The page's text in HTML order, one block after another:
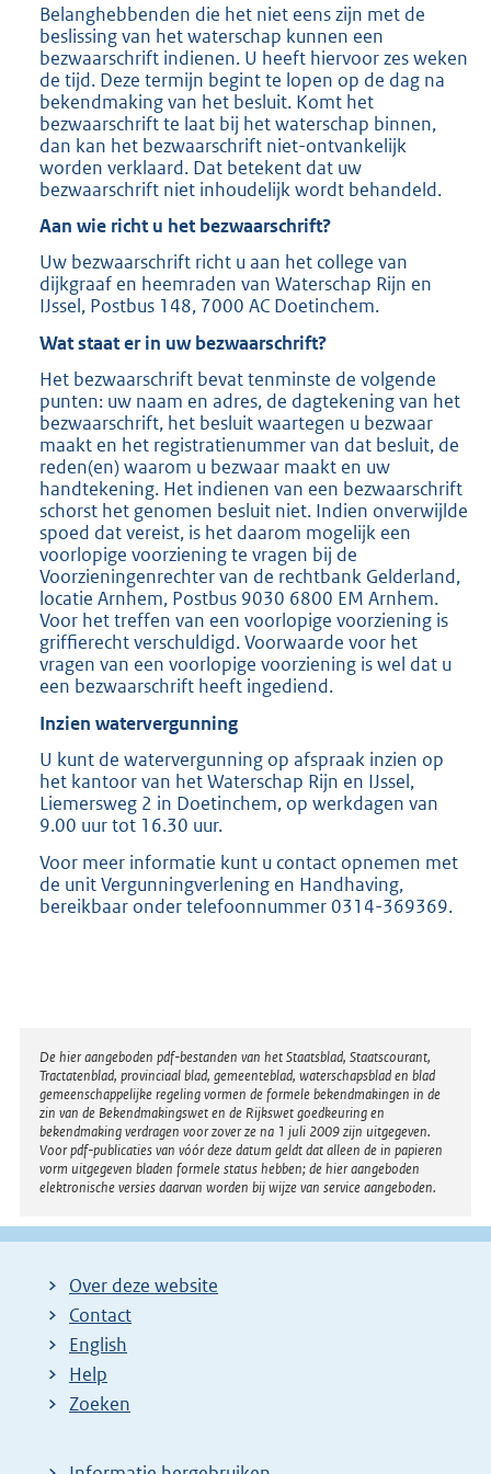
Belanghebbenden die het niet eens zijn met de
beslissing van het waterschap kunnen een
bezwaarschrift indienen. U heeft hiervoor zes weken
de tijd. Deze termijn begint te lopen op de dag na
bekendmaking van het besluit. Komt het
bezwaarschrift te laat bij het waterschap binnen,
dan kan het bezwaarschrift niet-ontvankelijk
worden verklaard. Dat betekent dat uw
bezwaarschrift niet inhoudelijk wordt behandeld.
Aan wie richt u het bezwaarschrift?
Uw bezwaarschrift richt u aan het college van
dijkgraaf en heemraden van Waterschap Rijn en
IJssel, Postbus 148, 7000 AC Doetinchem.
Wat staat er in uw bezwaarschrift?
Het bezwaarschrift bevat tenminste de volgende
punten: uw naam en adres, de dagtekening van het
bezwaarschrift, het besluit waartegen u bezwaar
maakt en het registratienummer van dat besluit, de
reden(en) waarom u bezwaar maakt en uw
handtekening. Het indienen van een bezwaarschrift
schorst het genomen besluit niet. Indien onverwijlde
spoed dat vereist, is het daarom mogelijk een
voorlopige voorziening te vragen bij de
Voorzieningenrechter van de rechtbank Gelderland,
locatie Arnhem, Postbus 9030 6800 EM Arnhem.
Voor het treffen van een voorlopige voorziening is
griffierecht verschuldigd. Voorwaarde voor het
vragen van een voorlopige voorziening is wel dat u
een bezwaarschrift heeft ingediend.
Inzien watervergunning
U kunt de watervergunning op afspraak inzien op
het kantoor van het Waterschap Rijn en IJssel,
Liemersweg 2 in Doetinchem, op werkdagen van
9.00 uur tot 16.30 uur.
Voor meer informatie kunt u contact opnemen met
de unit Vergunningverlening en Handhaving,
bereikbaar onder telefoonnummer 0314-369369.
Disclaimer
De hier aangeboden pdf-bestanden van het Staatsblad, Staatscourant,
Tractatenblad, provinciaal blad, gemeenteblad, waterschapsblad en blad
gemeenschappelijke regeling vormen de formele bekendmakingen in de
zin van de Bekendmakingswet en de Rijkswet goedkeuring en
bekendmaking verdragen voor zover ze na 1 juli 2009 zijn uitgegeven.
Voor pdf-publicaties van vóór deze datum geldt dat alleen de in papieren
vorm uitgegeven bladen formele status hebben; de hier aangeboden
elektronische versies daarvan worden bij wijze van service aangeboden.
Over deze website
Contact
English
Help
Zoeken